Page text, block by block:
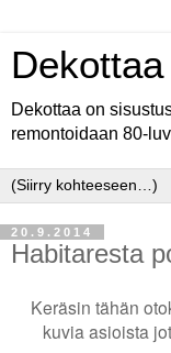
Dekottaa
Dekottaa on
remontoidaan 80-
20.9.2014
Habitaresta
Keräsin tähän
kuvia asioista